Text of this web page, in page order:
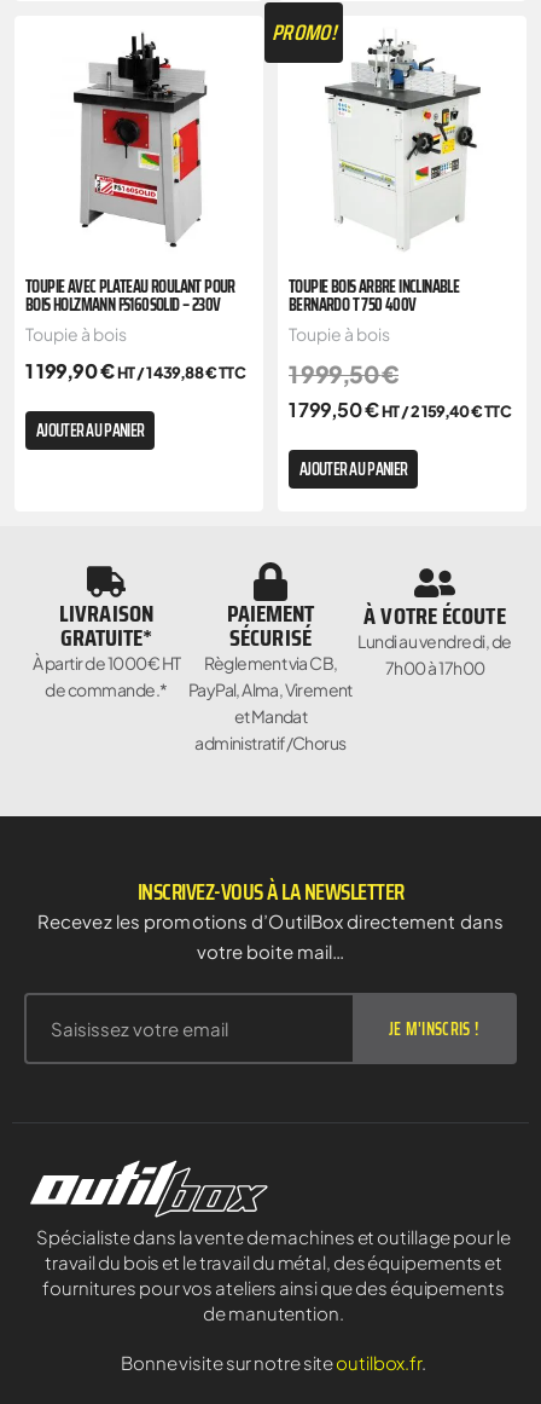
TOUPIE AVEC PLATEAU ROULANT POUR
BOIS HOLZMANN FS160SOLID – 230V
Toupie à bois
1 199,90€HT /1 439,88€TTC
AJOUTER AU PANIER
PROMO!
TOUPIE BOIS ARBRE INCLINABLE
BERNARDO T 750 400V
Toupie à bois
1 999,50€
1 799,50€HT /2 159,40€TTC
AJOUTER AU PANIER
LIVRAISON
GRATUITE*
À partir de 1000€ HT
de commande.*
PAIEMENT
SÉCURISÉ
Règlement via CB,
PayPal, Alma, Virement
et Mandat
administratif/Chorus
À VOTRE ÉCOUTE
Lundi au vendredi, de
7h00 à 17h00
INSCRIVEZ-VOUS À LA NEWSLETTER
Recevez les promotions d’OutilBox directement dans
votre boite mail…
JE M'INSCRIS !
Spécialiste dans la vente de machines et outillage pour le
travail du bois et le travail du métal, des équipements et
fournitures pour vos ateliers ainsi que des équipements
de manutention.
Bonne visite sur notre siteoutilbox.fr.